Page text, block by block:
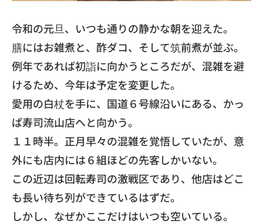
​令和の元旦、いつも通りの静かな朝を迎えた。
膳にはお雑煮と、酢ダコ、そして筑前煮が並ぶ。
例年であれば初詣に向かうところだが、混雑を避
けるため、 今年は予定を変更した。
愛用の白杖を手に、国道６号線沿いにある、 かっ
ぱ寿司流山店へと向かう。
​１１時半。正月早々の混雑を覚悟していたが、 意
外にも店内には６組ほどの先客しかいない。
この近辺は回転寿司の激戦区であり、 他店はどこ
も長い待ち列ができているはずだ。
しかし、なぜかここだけはいつも空いている。